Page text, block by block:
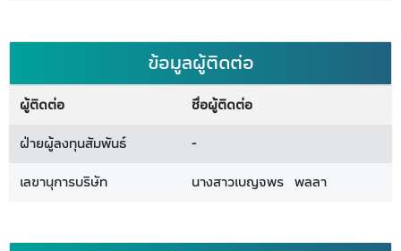
ข้อมูลผู้ติดต่อ
ผู้ติดต่อ
ชื่อผู้ติดต่อ
ฝ่ายผู้ลงทุนสัมพันธ์
-
เลขานุการบริษัท
นางสาวเบญจพร พลลา